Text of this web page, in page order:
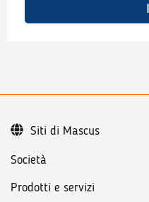
Società
Prodotti e servizi
Siti di Mascus